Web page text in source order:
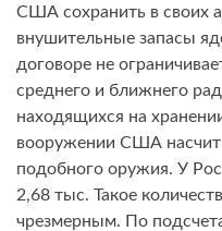
США сохранить в своих
внушительные запасы
договоре не
среднего и ближнего
находящихся на
вооружении США
подобного оружия. У
2,68 тыс. Такое
чрезмерным. По